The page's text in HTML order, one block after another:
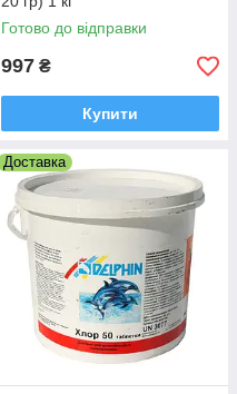
Готово до відправки
997 ₴
Купити
Доставка